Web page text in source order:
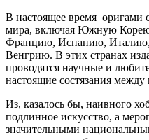
В настоящее время оригами
мира, включая Южную
Францию, Испанию,
Венгрию. В этих странах
проводятся научные и
настоящие состязания
Из, казалось бы, наивного
подлинное искусство, а
значительными